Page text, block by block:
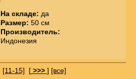
На складе: да
Размер: 50 см
Производитель:
Индонезия
[11-15] [>>> ] [все]